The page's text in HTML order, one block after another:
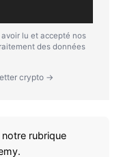
lu et accepté nos
des données
crypto →
rubrique